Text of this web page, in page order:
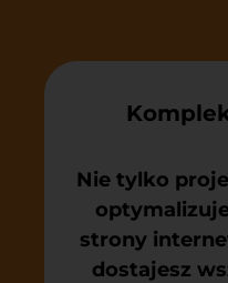
Nie tylko
strony
dostajesz